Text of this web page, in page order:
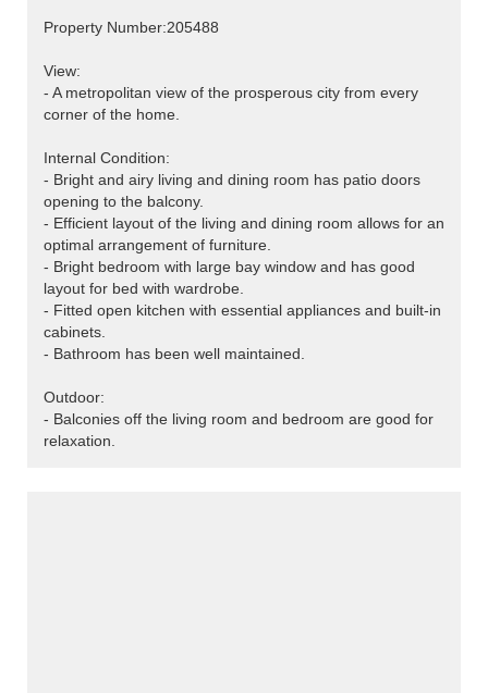
Property Number:205488
View:
- A metropolitan view of the prosperous city from every
corner of the home.
Internal Condition:
- Bright and airy living and dining room has patio doors
opening to the balcony.
- Efficient layout of the living and dining room allows for an
optimal arrangement of furniture.
- Bright bedroom with large bay window and has good
layout for bed with wardrobe.
- Fitted open kitchen with essential appliances and built-in
cabinets.
- Bathroom has been well maintained.
Outdoor:
- Balconies off the living room and bedroom are good for
relaxation.